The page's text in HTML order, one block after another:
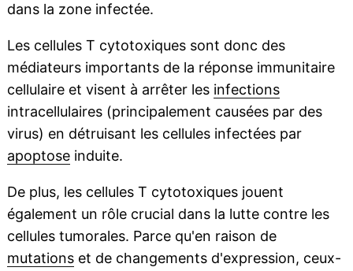
dans la zone infectée.
Les cellules T cytotoxiques sont donc des
médiateurs importants de la réponse immunitaire
cellulaire et visent à arrêter les infections
intracellulaires (principalement causées par des
virus) en détruisant les cellules infectées par
apoptoseinduite.
De plus, les cellules T cytotoxiques jouent
également un rôle crucial dans la lutte contre les
cellules tumorales. Parce qu'en raison de
mutationset de changements d'expression, ceux-